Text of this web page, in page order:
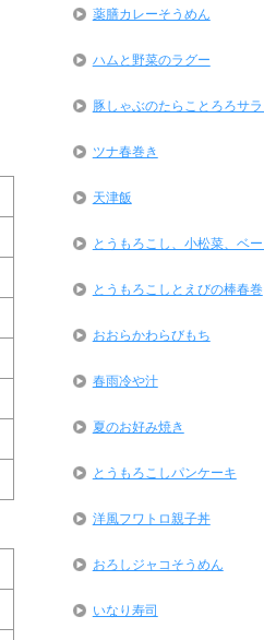
薬膳カレーそうめん
ハムと野菜のラグー
豚しゃぶのたらことろろサ
ツナ春巻き
天津飯
とうもろこし、小松菜、ベ
とうもろこしとえびの棒春巻
おおらかわらびもち
春雨冷や汁
夏のお好み焼き
とうもろこしパンケーキ
洋風フワトロ親子丼
おろしジャコそうめん
いなり寿司